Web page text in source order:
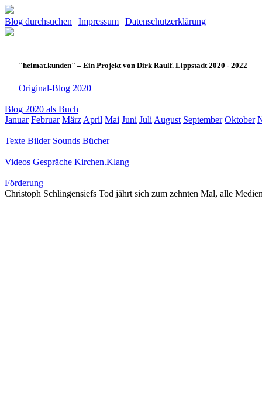
Blog durchsuchen | Impressum | Datenschutzerklärung
"heimat.kunden" – Ein Projekt von Dirk Raulf. Lippstadt 2020 - 2022
Original-Blog 2020
Blog 2020 als Buch
Januar Februar März April Mai Juni Juli August September Oktober
Texte Bilder Sounds Bücher
Videos Gespräche Kirchen.Klang
Förderung
Christoph Schlingensiefs Tod jährt sich zum zehnten Mal, alle